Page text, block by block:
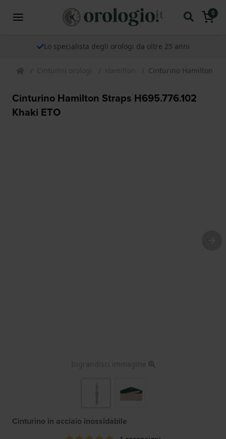
0
Lo specialista degli orologi da oltre 25 anni
Cinturini orologi Hamilton Cinturino Hamilton
Cinturino Hamilton Straps H695.776.102
Khaki ETO
Ingrandisci immagine
Cinturino in acciaio inossidabile